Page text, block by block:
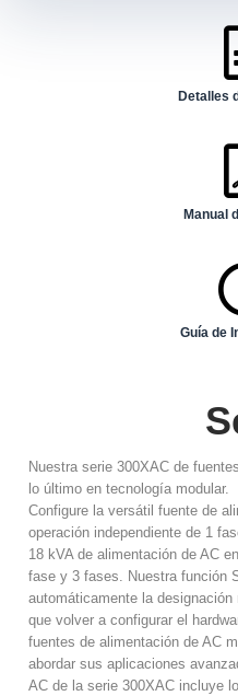
Detalles
Manual
Guía de
Nuestra serie 300XAC de
lo último en tecnología modular.
Configure la versátil fuente de
operación independiente de 1
18 kVA de alimentación de AC
fase y 3 fases. Nuestra función
automáticamente la
que volver a configurar el
fuentes de alimentación de AC
abordar sus aplicaciones
AC de la serie 300XAC incluye